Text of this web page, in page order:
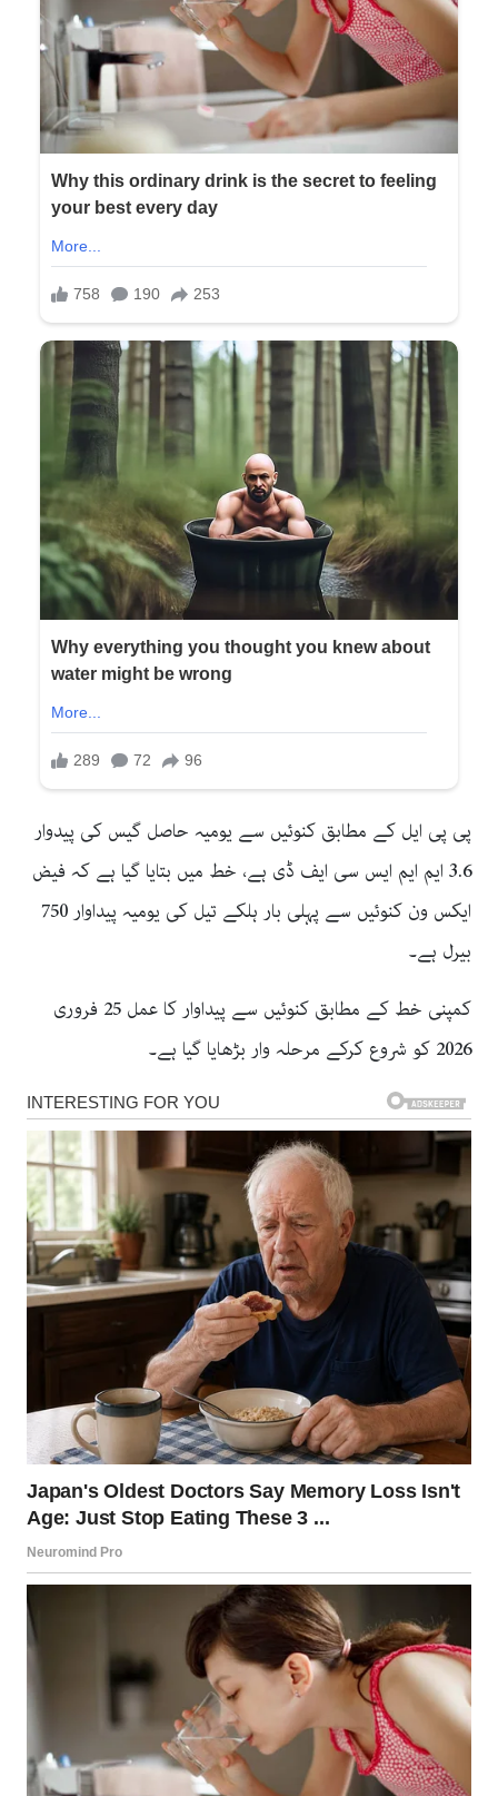
پی پی ایل کے مطابق کنوئیں سے یومیہ حاصل گیس کی پیدوار
3.6 ایم ایم ایس سی ایف ڈی ہے، خط میں بتایا گیا ہے کہ فیض
ایکس ون کنوئیں سے پہلی بار ہلکے تیل کی یومیہ پیداوار 750
بیرل ہے۔
کمپنی خط کے مطابق کنوئیں سے پیداوار کا عمل 25 فروری
2026 کو شروع کرکے مرحلہ وار بڑھایا گیا ہے۔